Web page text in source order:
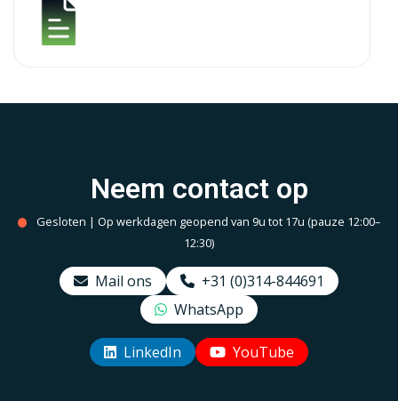
Neem contact op
Gesloten | Op werkdagen geopend van 9u tot 17u (pauze 12:00–
12:30)
Mail ons
+31 (0)314-844691
WhatsApp
LinkedIn YouTube